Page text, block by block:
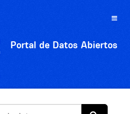
Toggle
Portal de Datos Abiertos